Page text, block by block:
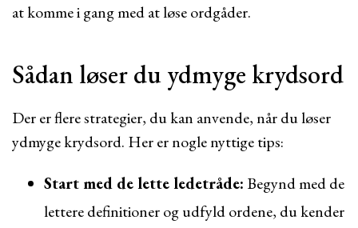
at komme i gang med at løse ordgåder.
Sådan løser du ydmyge krydsord
Der er flere strategier, du kan anvende, når du løser
ydmyge krydsord. Her er nogle nyttige tips:
Start med de lette ledetråde: Begynd med de
lettere definitioner og udfyld ordene, du kender